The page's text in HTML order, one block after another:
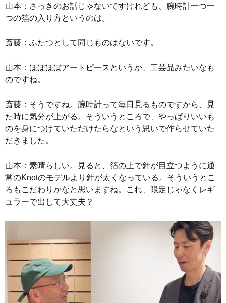
山本：さっきのお話じゃないですけれども、腕時計一つ一
つの箔の入り方というのは。
斎藤：ふたつとして同じものはないです。
山本：ほぼほぼアートピースというか、工芸品みたいなも
のですね。
斎藤：そうですね。腕時計って毎日見るものですから、見
た時に気分が上がる。そういうところで、やっぱりいいも
のを身につけていただけたらなという思いで作らせていた
だきました。
山本：素晴らしい。見ると、箔の上で針が目立つように通
常のKnotのモデルより針が太くなっている。そういうとこ
ろもこだわりかなと思いますね。これ、限定じゃなくレギ
ュラーで出して大丈夫？